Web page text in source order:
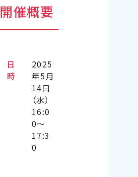
開催概要
日
時
2025
年5月
14日
（水）
16:0
0～
17:3
0